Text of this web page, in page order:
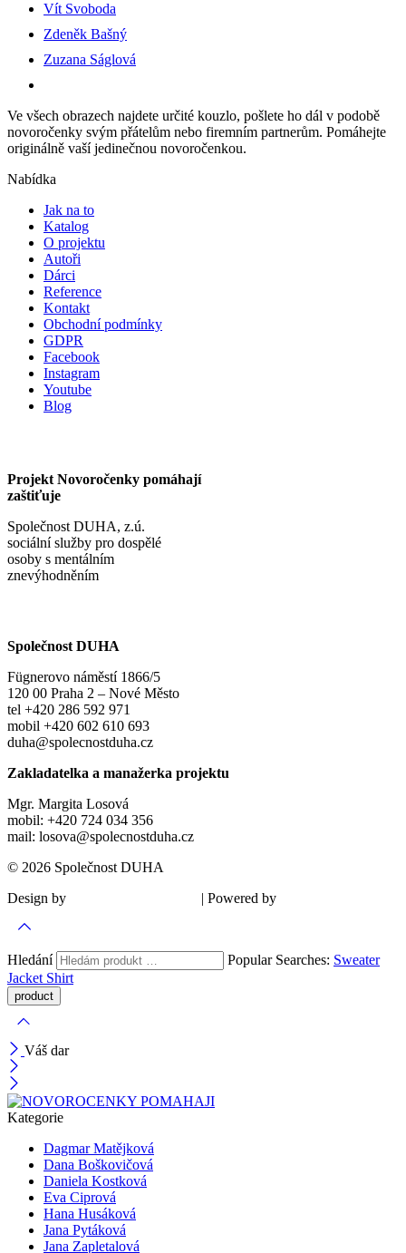
Vít Svoboda
Zdeněk Bašný
Zuzana Ságlová
Ve všech obrazech najdete určité kouzlo, pošlete ho dál v podobě
novoročenky svým přátelům nebo firemním partnerům. Pomáhejte
originálně vaší jedinečnou novoročenkou.
Nabídka
Jak na to
Katalog
O projektu
Autoři
Dárci
Reference
Kontakt
Obchodní podmínky
GDPR
Facebook
Instagram
Youtube
Blog
Projekt Novoročenky pomáhají
zaštiťuje
Společnost DUHA, z.ú.
sociální služby pro dospělé
osoby s mentálním
znevýhodněním
Společnost DUHA
Fügnerovo náměstí 1866/5
120 00 Praha 2 – Nové Město
tel +420 286 592 971
mobil +420 602 610 693
duha@spolecnostduha.cz
Zakladatelka a manažerka projektu
Mgr. Margita Losová
mobil: +420 724 034 356
mail: losova@spolecnostduha.cz
© 2026 Společnost DUHA
Design by
| Powered by
Hledání Popular Searches: Sweater
Jacket Shirt
Váš dar
Kategorie
Dagmar Matějková
Dana Boškovičová
Daniela Kostková
Eva Ciprová
Hana Husáková
Jana Pytáková
Jana Zapletalová